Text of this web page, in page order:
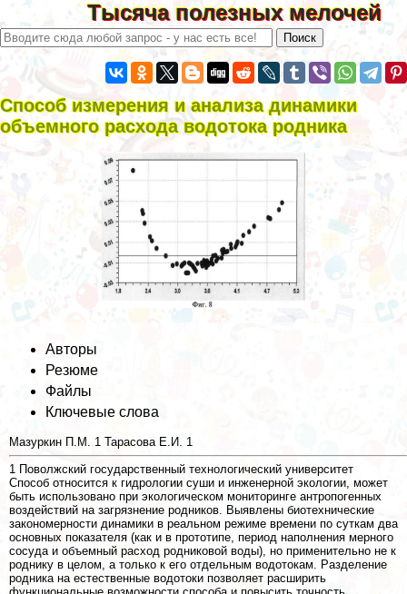
Тысяча полезных мелочей
Способ измерения и анализа динамики
объемного расхода водотока родника
Авторы
Резюме
Файлы
Ключевые слова
Мазуркин П.М. 1 Тарасова Е.И. 1
1 Поволжский государственный технологический университет
Способ относится к гидрологии суши и инженерной экологии, может
быть использовано при экологическом мониторинге антропогенных
воздействий на загрязнение родников. Выявлены биотехнические
закономерности динамики в реальном режиме времени по суткам два
основных показателя (как и в прототипе, период наполнения мерного
сосуда и объемный расход родниковой воды), но применительно не к
роднику в целом, а только к его отдельным водотокам. Разделение
родника на естественные водотоки позволяет расширить